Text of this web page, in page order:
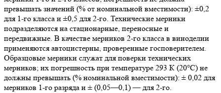
превышать значений (% от номинальной вместимости): ±0,2
для 1-го класса и ±0,5 для 2-го. Технические мерники
подразделяются на стационарные, переносные и
передвижные. В качестве мерников 2-го класса в виноделии
применяются автоцистерны, проверенные госповерителем.
Образцовые мерники служат для поверки технических
мерников; их погрешность при температуре 293 К (20°С) не
должны превышать (% номинальной вместимости): ± 0,02 для
мерников 1-го разряда и ± (0,05—0,1) — для 2-го.